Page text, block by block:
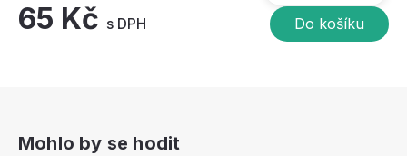
65 Kč s DPH
Do košíku
Mohlo by se hodit